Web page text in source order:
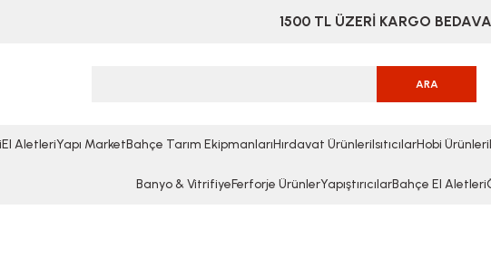
1500 TL ÜZERİ KARGO BEDAVA
ARA
El AletleriYapı MarketBahçe Tarım EkipmanlarıHırdavat ÜrünleriIsıtıcılarHobi Ürünleri
Banyo & VitrifiyeFerforje ÜrünlerYapıştırıcılarBahçe El Aletleri